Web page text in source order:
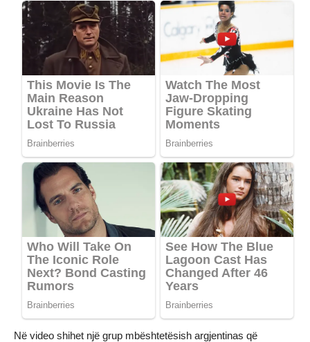
Në video shihet një grup mbështetësish argjentinas që